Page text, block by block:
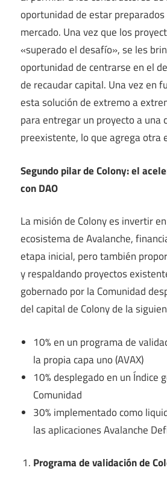
oportunidad de estar preparados
mercado. Una vez que los
«superado el desafío», se les
oportunidad de centrarse en el
de recaudar capital. Una vez en
esta solución de extremo a
para entregar un proyecto a una
preexistente, lo que agrega otra
Segundo pilar de Colony: el
con DAO
La misión de Colony es invertir
ecosistema de Avalanche,
etapa inicial, pero también
y respaldando proyectos
gobernado por la Comunidad
del capital de Colony de la
10% en un programa de
la propia capa uno (AVAX)
10% desplegado en un Índice
Comunidad
30% implementado como
las aplicaciones Avalanche
Programa de validación de